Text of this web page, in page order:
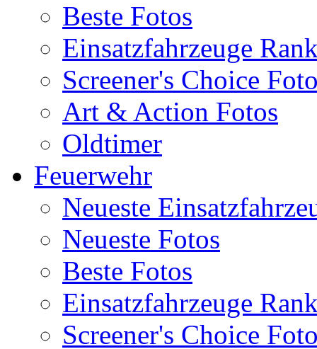
Beste Fotos
Einsatzfahrzeuge
Screener's Choice
Art & Action Fotos
Oldtimer
Feuerwehr
Neueste
Neueste Fotos
Beste Fotos
Einsatzfahrzeuge
Screener's Choice